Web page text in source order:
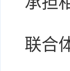
联合